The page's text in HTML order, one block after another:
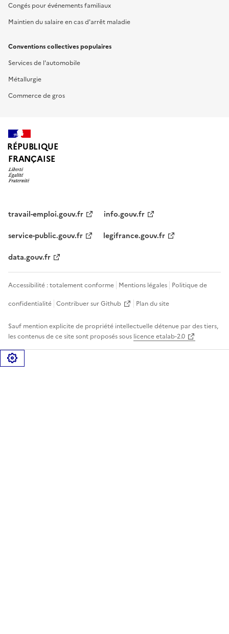
Congés pour événements familiaux
Maintien du salaire en cas d'arrêt maladie
Conventions collectives populaires
Services de l'automobile
Métallurgie
Commerce de gros
RÉPUBLIQUE
FRANÇAISE
travail-emploi.gouv.fr
info.gouv.fr
service-public.gouv.fr
legifrance.gouv.fr
data.gouv.fr
Accessibilité : totalement conforme Mentions légales Politique de
confidentialité Contribuer sur Github Plan du site
Sauf mention explicite de propriété intellectuelle détenue par des tiers,
les contenus de ce site sont proposés sous licence etalab-2.0
Gérer les cookies